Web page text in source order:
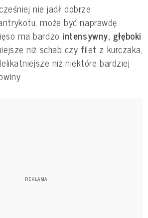
nie jadł dobrze
może być naprawdę
ma bardzo intensywny, głęboki
niż schab czy filet z kurczaka,
niż niektóre bardziej